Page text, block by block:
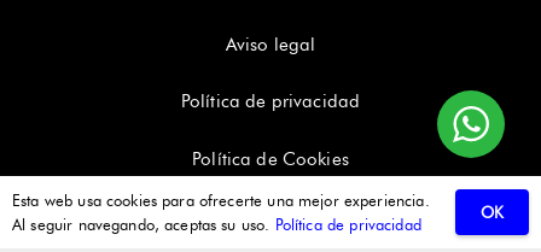
Aviso legal
Política de privacidad
Política de Cookies
Esta web usa cookies para ofrecerte una mejor experiencia.
Al seguir navegando, aceptas su uso. Política de privacidad
OK